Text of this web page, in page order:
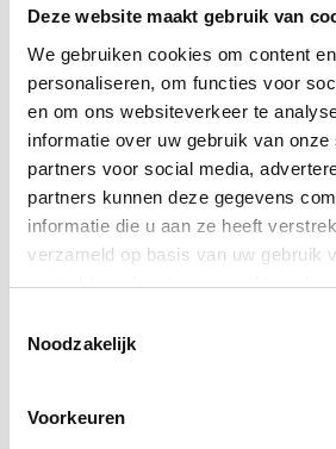
Deze website maakt gebruik van
We gebruiken cookies om content
personaliseren, om functies voor
en om ons websiteverkeer te
informatie over uw gebruik van onze
partners voor social media,
partners kunnen deze gegevens
informatie die u aan ze heeft
verzameld op basis van uw gebruik
gaat akkoord met onze cookies als
Noodzakelijk
Voorkeuren
Yamaha U300SX Silent
Piano | Bouwjaar 1996
beschikt over een Yamaha
Dit exemplaar komt uit 1996
-13%
KORTING -13%
KORTING
De
toon